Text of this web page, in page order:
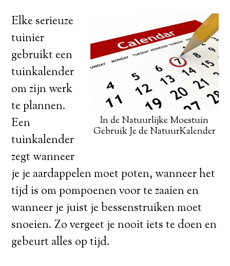
In de Natuurlijke Moestuin
Gebruik Je de NatuurKalender
Elke serieuze
tuinier
gebruikt een
tuinkalender
om zijn werk
te plannen.
Een
tuinkalender
zegt wanneer
je je aardappelen moet poten, wanneer het
tijd is om pompoenen voor te zaaien en
wanneer je juist je bessenstruiken moet
snoeien. Zo vergeet je nooit iets te doen en
gebeurt alles op tijd.